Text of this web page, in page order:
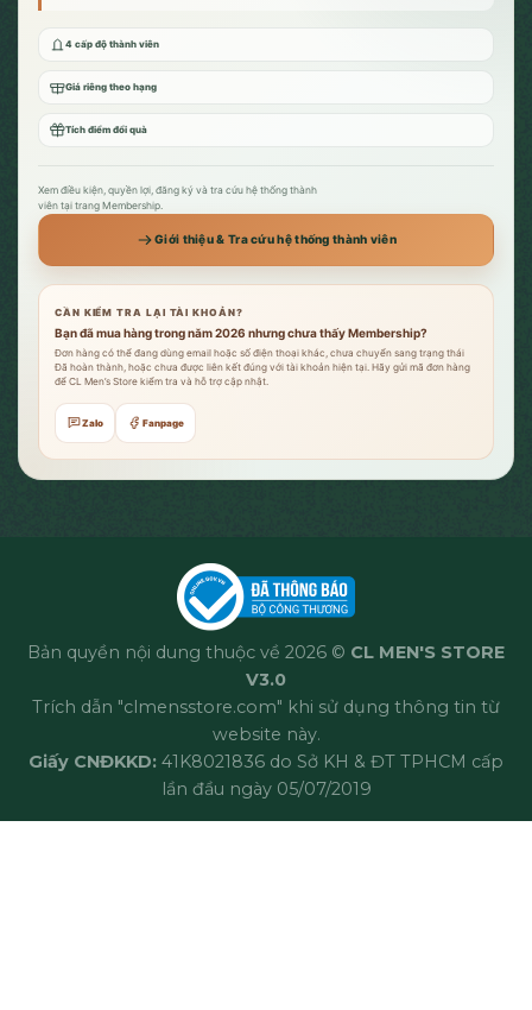
4 cấp độ thành viên
Giá riêng theo hạng
Tích điểm đổi quà
Xem điều kiện, quyền lợi, đăng ký và tra cứu hệ thống thành
viên tại trang Membership.
Giới thiệu & Tra cứu hệ thống thành viên
CẦN KIỂM TRA LẠI TÀI KHOẢN?
Bạn đã mua hàng trong năm 2026 nhưng chưa thấy Membership?
Đơn hàng có thể đang dùng email hoặc số điện thoại khác, chưa chuyển sang trạng thái
Đã hoàn thành, hoặc chưa được liên kết đúng với tài khoản hiện tại. Hãy gửi mã đơn hàng
để CL Men’s Store kiểm tra và hỗ trợ cập nhật.
Zalo Fanpage
Bản quyền nội dung thuộc về 2026 © CL MEN'S STORE
V3.0
Trích dẫn "clmensstore.com" khi sử dụng thông tin từ
website này.
Giấy CNĐKKD: 41K8021836 do Sở KH & ĐT TPHCM cấp
lần đầu ngày 05/07/2019